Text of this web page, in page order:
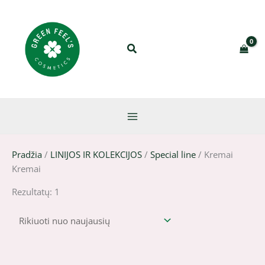
Pradžia / LINIJOS IR KOLEKCIJOS / Special line / Kremai
Kremai
Rezultatų: 1